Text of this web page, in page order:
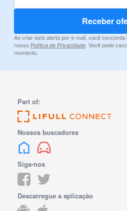
Receber
Ao criar este alerta por e-mail, você concorda
nosso Política de Privacidade . Você pode
momento.
Part of:
Nossos buscadores
Siga-nos
Descarregue a aplicação